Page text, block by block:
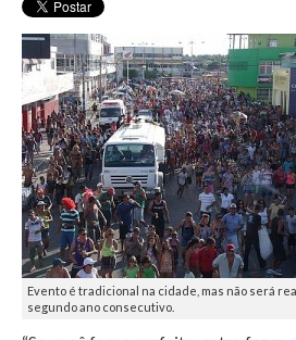
Evento é tradicional na cidade, mas não será
segundo ano consecutivo.